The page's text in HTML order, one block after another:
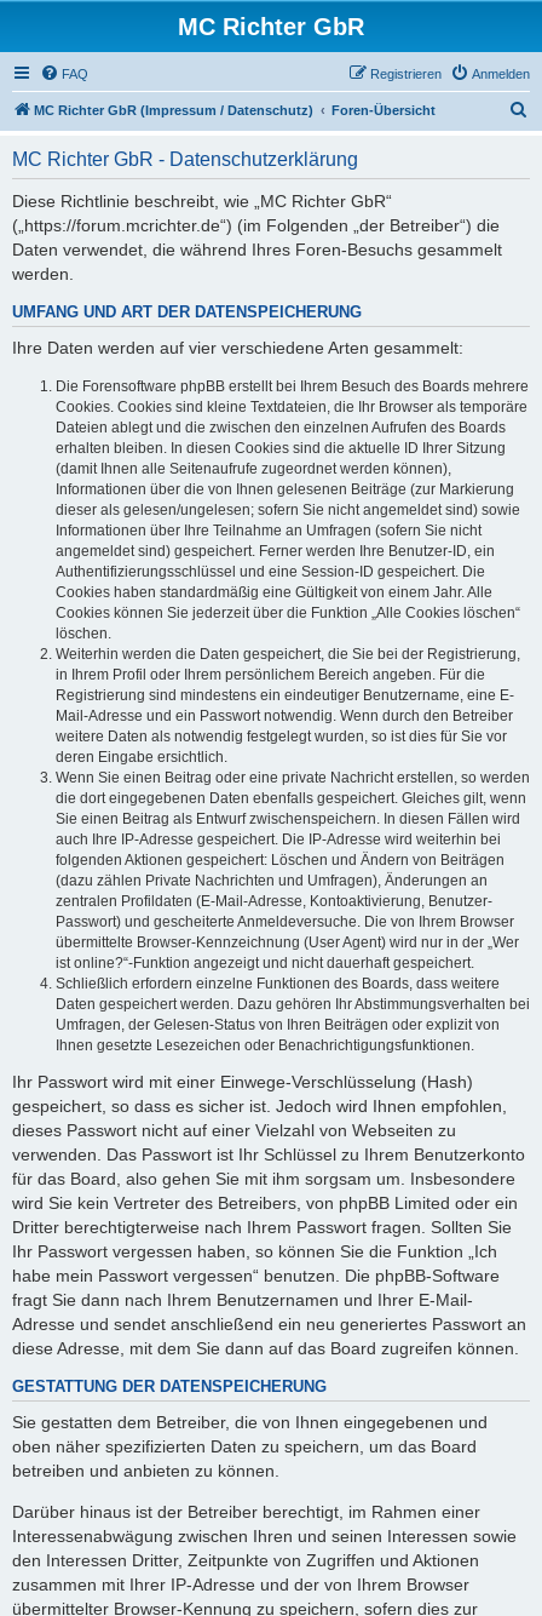
MC Richter GbR
FAQ Anmelden
Registrieren
MC Richter GbR (Impressum / Datenschutz) Foren-Übersicht
MC Richter GbR - Datenschutzerklärung
Diese Richtlinie beschreibt, wie „MC Richter GbR“
(„https://forum.mcrichter.de“) (im Folgenden „der Betreiber“) die
Daten verwendet, die während Ihres Foren-Besuchs gesammelt
werden.
UMFANG UND ART DER DATENSPEICHERUNG
Ihre Daten werden auf vier verschiedene Arten gesammelt:
Die Forensoftware phpBB erstellt bei Ihrem Besuch des Boards mehrere
Cookies. Cookies sind kleine Textdateien, die Ihr Browser als temporäre
Dateien ablegt und die zwischen den einzelnen Aufrufen des Boards
erhalten bleiben. In diesen Cookies sind die aktuelle ID Ihrer Sitzung
(damit Ihnen alle Seitenaufrufe zugeordnet werden können),
Informationen über die von Ihnen gelesenen Beiträge (zur Markierung
dieser als gelesen/ungelesen; sofern Sie nicht angemeldet sind) sowie
Informationen über Ihre Teilnahme an Umfragen (sofern Sie nicht
angemeldet sind) gespeichert. Ferner werden Ihre Benutzer-ID, ein
Authentifizierungsschlüssel und eine Session-ID gespeichert. Die
Cookies haben standardmäßig eine Gültigkeit von einem Jahr. Alle
Cookies können Sie jederzeit über die Funktion „Alle Cookies löschen“
löschen.
Weiterhin werden die Daten gespeichert, die Sie bei der Registrierung,
in Ihrem Profil oder Ihrem persönlichem Bereich angeben. Für die
Registrierung sind mindestens ein eindeutiger Benutzername, eine E-
Mail-Adresse und ein Passwort notwendig. Wenn durch den Betreiber
weitere Daten als notwendig festgelegt wurden, so ist dies für Sie vor
deren Eingabe ersichtlich.
Wenn Sie einen Beitrag oder eine private Nachricht erstellen, so werden
die dort eingegebenen Daten ebenfalls gespeichert. Gleiches gilt, wenn
Sie einen Beitrag als Entwurf zwischenspeichern. In diesen Fällen wird
auch Ihre IP-Adresse gespeichert. Die IP-Adresse wird weiterhin bei
folgenden Aktionen gespeichert: Löschen und Ändern von Beiträgen
(dazu zählen Private Nachrichten und Umfragen), Änderungen an
zentralen Profildaten (E-Mail-Adresse, Kontoaktivierung, Benutzer-
Passwort) und gescheiterte Anmeldeversuche. Die von Ihrem Browser
übermittelte Browser-Kennzeichnung (User Agent) wird nur in der „Wer
ist online?“-Funktion angezeigt und nicht dauerhaft gespeichert.
Schließlich erfordern einzelne Funktionen des Boards, dass weitere
Daten gespeichert werden. Dazu gehören Ihr Abstimmungsverhalten bei
Umfragen, der Gelesen-Status von Ihren Beiträgen oder explizit von
Ihnen gesetzte Lesezeichen oder Benachrichtigungsfunktionen.
Ihr Passwort wird mit einer Einwege-Verschlüsselung (Hash)
gespeichert, so dass es sicher ist. Jedoch wird Ihnen empfohlen,
dieses Passwort nicht auf einer Vielzahl von Webseiten zu
verwenden. Das Passwort ist Ihr Schlüssel zu Ihrem Benutzerkonto
für das Board, also gehen Sie mit ihm sorgsam um. Insbesondere
wird Sie kein Vertreter des Betreibers, von phpBB Limited oder ein
Dritter berechtigterweise nach Ihrem Passwort fragen. Sollten Sie
Ihr Passwort vergessen haben, so können Sie die Funktion „Ich
habe mein Passwort vergessen“ benutzen. Die phpBB-Software
fragt Sie dann nach Ihrem Benutzernamen und Ihrer E-Mail-
Adresse und sendet anschließend ein neu generiertes Passwort an
diese Adresse, mit dem Sie dann auf das Board zugreifen können.
GESTATTUNG DER DATENSPEICHERUNG
Sie gestatten dem Betreiber, die von Ihnen eingegebenen und
oben näher spezifizierten Daten zu speichern, um das Board
betreiben und anbieten zu können.
Darüber hinaus ist der Betreiber berechtigt, im Rahmen einer
Interessenabwägung zwischen Ihren und seinen Interessen sowie
den Interessen Dritter, Zeitpunkte von Zugriffen und Aktionen
zusammen mit Ihrer IP-Adresse und der von Ihrem Browser
übermittelter Browser-Kennung zu speichern, sofern dies zur